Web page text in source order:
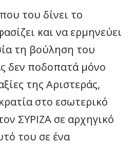
του δίνει το
και να ερμηνεύει
τη βούληση του
δεν ποδοπατά μόνο
της Αριστεράς,
στο εσωτερικό
ΣΥΡΙΖΑ σε αρχηγικό
του σε ένα